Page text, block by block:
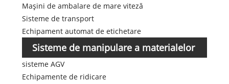
Mașini de ambalare de mare viteză
Sisteme de transport
Echipament automat de etichetare
Sisteme de manipulare a materialelor
sisteme AGV
Echipamente de ridicare